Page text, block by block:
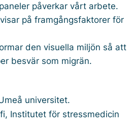
påverkar vårt arbete.
på framgångsfaktorer för
den visuella miljön så att
besvär som migrän.
universitet.
Institutet för stressmedicin